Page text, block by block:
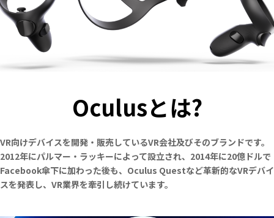
Oculusとは?
VR向けデバイスを開発・販売しているVR会社及びそのブランドです。
2012年にパルマー・ラッキーによって設立され、2014年に20億ドルで
Facebook傘下に加わった後も、Oculus Questなど革新的なVRデバイ
スを発表し、VR業界を牽引し続けています。